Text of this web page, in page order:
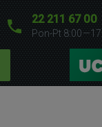
22 211 67 00
Pon-Pt